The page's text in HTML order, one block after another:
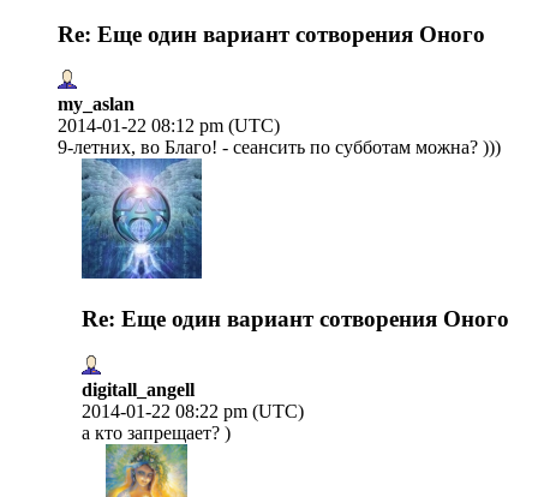
Re: Еще один вариант сотворения Оного
my_aslan
2014-01-22 08:12 pm (UTC)
9-летних, во Благо! - сеансить по субботам можна? )))
Re: Еще один вариант сотворения Оного
digitall_angell
2014-01-22 08:22 pm (UTC)
а кто запрещает? )